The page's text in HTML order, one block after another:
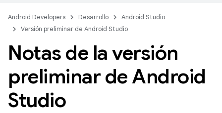
Android Developers Desarrollo
Android Studio
Versión preliminar de Android Studio
Notas de la versión
preliminar de Android
Studio